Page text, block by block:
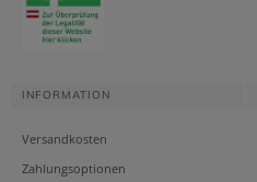
INFORMATION
Versandkosten
Zahlungsoptionen